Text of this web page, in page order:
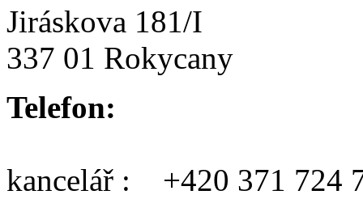
Jiráskova 181/I
337 01 Rokycany
Telefon:
kancelář : +420 371 724